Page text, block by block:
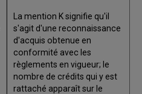
La mention K signifie qu'il
s'agit d'une reconnaissance
d'acquis obtenue en
conformité avec les
règlements en vigueur; le
nombre de crédits qui y est
rattaché apparaît sur le